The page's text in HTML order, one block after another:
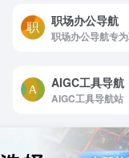
职场办公导航
AIGC工具导航